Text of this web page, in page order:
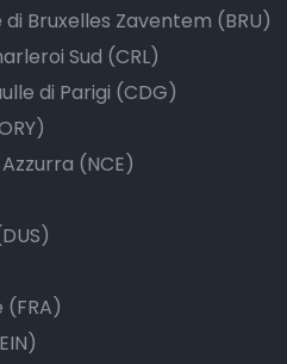
Bruxelles Zaventem (BRU)
Sud (CRL)
di Parigi (CDG)
(NCE)